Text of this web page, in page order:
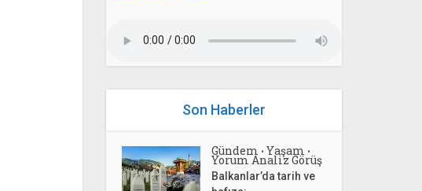
Son Haberler
Gündem • Yaşam •
Yorum Analiz Görüş
Balkanlar’da tarih ve